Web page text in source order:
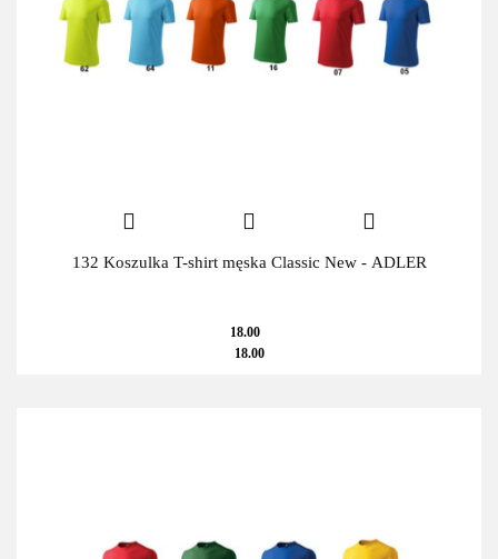
132 Koszulka T-shirt męska Classic New - ADLER
18.00
18.00